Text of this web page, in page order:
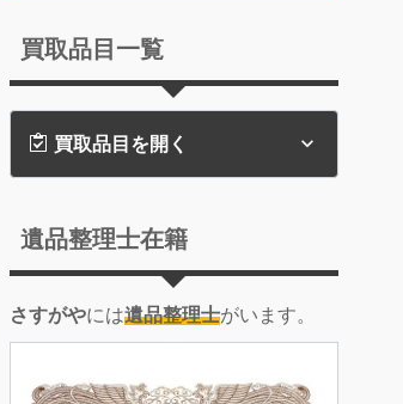
買取品目一覧
買取品目を開く
遺品整理士在籍
さすがやには遺品整理士がいます。